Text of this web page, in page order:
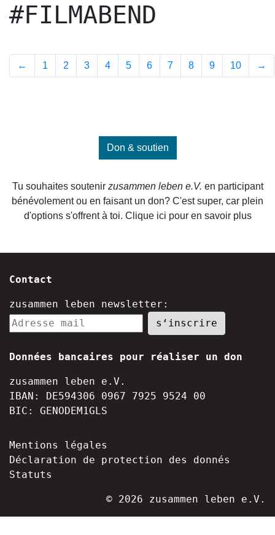
#FILMABEND
← 1 2 3 4 5 6 7 8 9 10 →
Don & soutien
Tu souhaites soutenir zusammen leben e.V. en participant
bénévolement ou en faisant un don? C'est super, car plein
d'options s'offrent à toi. Clique ici pour en savoir plus
Contact
zusammen leben newsletter:
Données bancaires pour réaliser un don
zusammen leben e.V.
IBAN: DE594306 0967 7925 9524 00
BIC: GENODEM1GLS
Mentions légales
Déclaration de protection des donnés
Statuts
© 2026 zusammen leben e.V.